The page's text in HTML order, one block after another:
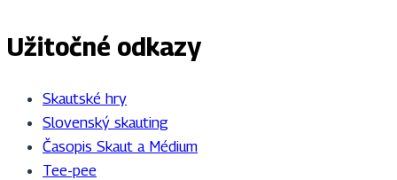
Užitočné odkazy
Skautské hry
Slovenský skauting
Časopis Skaut a Médium
Tee-pee